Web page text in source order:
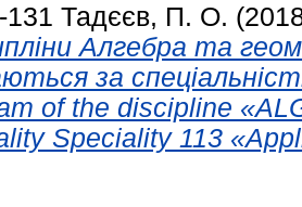
131 Тадєєв, П. О.
Алгебра та
за
of the discipline
Speciality 113